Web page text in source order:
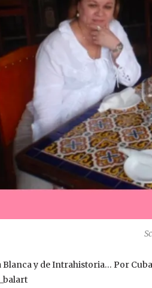
Blanca y de Intrahistoria… Por